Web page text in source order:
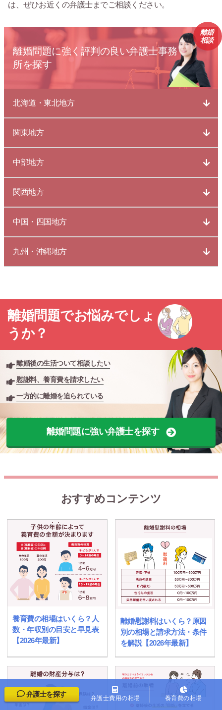
は、ぜひお近くの弁護士までご相談ください。
離婚問題に強く評判の良い弁護士事務
所を探す
離婚
相談
北海道・東北地方
関東地方
中部地方
関西地方
中国・四国地方
九州・沖縄地方
離婚問題でお悩みでしょ
うか？
離婚後の生活ついて相談したい
慰謝料、養育費を請求したい
一方的に離婚を迫られている
離婚問題に強い弁護士を探す
おすすめコンテンツ
養育費の相場はいくら？人
数・年収別の目安と早見表
【2026年最新】
離婚慰謝料はいくら？原因
別の相場と請求方法・条件
を解説【2026年最新】
弁護士を探す 弁護士費用の相場 養育費の相場